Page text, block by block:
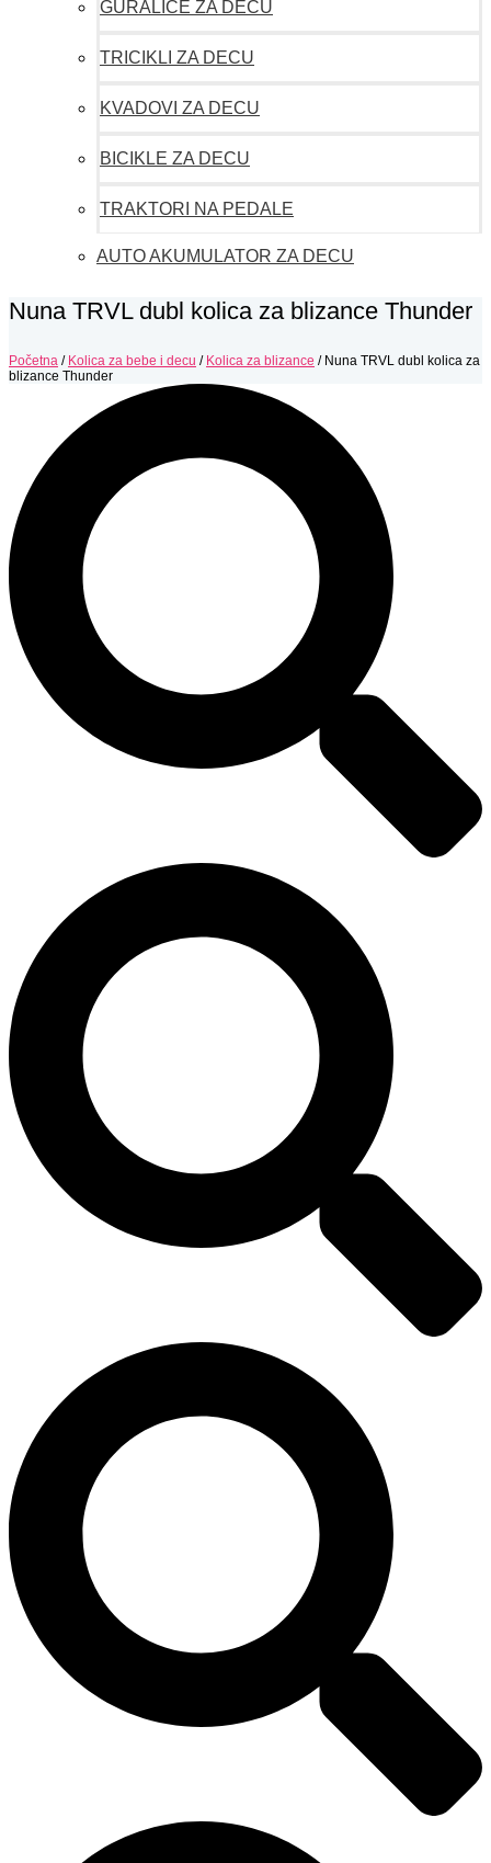
GURALICE ZA DECU
TRICIKLI ZA DECU
KVADOVI ZA DECU
BICIKLE ZA DECU
TRAKTORI NA PEDALE
AUTO AKUMULATOR ZA DECU
Nuna TRVL dubl kolica za blizance Thunder
Početna / Kolica za bebe i decu / Kolica za blizance / Nuna TRVL dubl kolica za
blizance Thunder